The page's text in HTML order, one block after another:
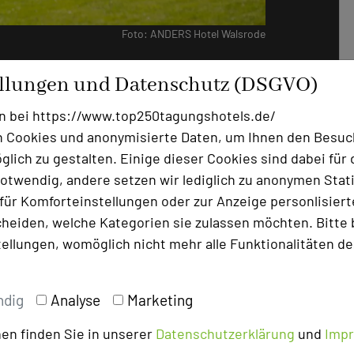
und Datenschutz (DSGVO)
bei https://www.top250tagungshotels.de/
und anonymisierte Daten, um Ihnen den
zu gestalten. Einige dieser Cookies sind dabei für
andere setzen wir lediglich zu anonymen
Komforteinstellungen oder zur Anzeige
welche Kategorien sie zulassen möchten. Bitte
womöglich nicht mehr alle Funktionalitäten
Analyse Marketing
finden Sie in unserer Datenschutzerklärung und
Foto: ANDERS Hotel Walsrode
und Veranstaltungsplanern
in der Lüneburger Heide. Mit
und soziale Verantwortung positioniert
Tagungen in Deutschland.
ausgestattet sind, sind für das
jeder Veranstaltung zu
sodass sie für Workshops,
geeignet sind. Digitales
papierloser Tagungen sind nur einige
um nachhaltiges Tagen zu